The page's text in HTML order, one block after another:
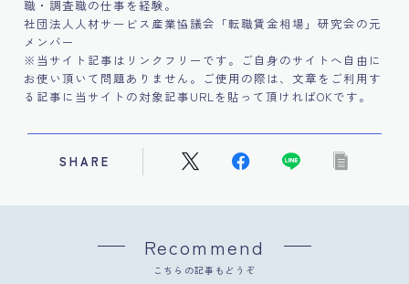
職・調査職の仕事を経験。
社団法人人材サービス産業協議会「転職賃金相場」研究会の元
メンバー
※当サイト記事はリンクフリーです。ご自身のサイトへ自由に
お使い頂いて問題ありません。ご使用の際は、文章をご利用す
る記事に当サイトの対象記事URLを貼って頂ければOKです。
SHARE
Recommend
こちらの記事もどうぞ